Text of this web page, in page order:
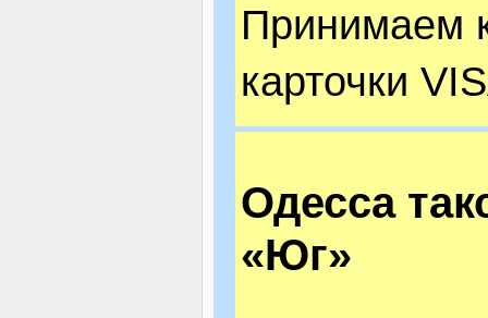
Принимаем
карточки
Одесса
«Юг»